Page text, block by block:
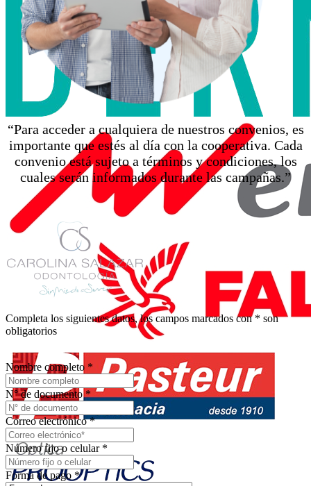
“Para acceder a cualquiera de nuestros convenios, es
importante que estés al día con la cooperativa. Cada
convenio está sujeto a términos y condiciones, los
cuales serán informados durante las campañas.”
Completa los siguientes datos, los campos marcados con* son
obligatorios
Nombre completo *
N° de documento*
Correo electrónico*
Número fijo o celular *
Forma de pago *